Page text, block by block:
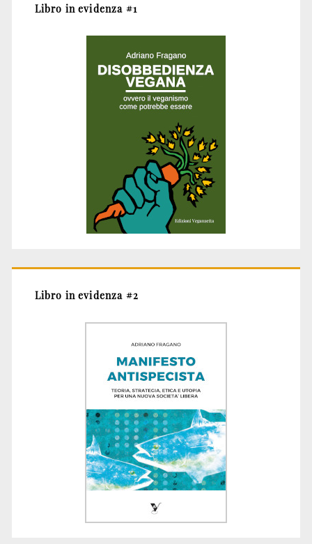
Libro in evidenza #1
Libro in evidenza #2